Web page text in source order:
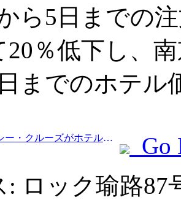
ら5日までの
20％低下し、
までのホテル
Prev:シルバーシー・クルーズがホテル業界に拡大
Go
: ロック瑜路